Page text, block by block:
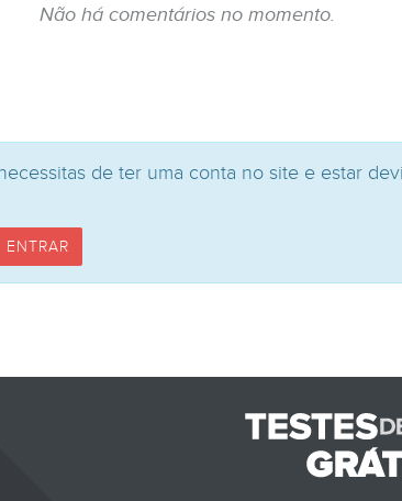
Não há comentários no momento.
de ter uma conta no site e estar
ENTRAR